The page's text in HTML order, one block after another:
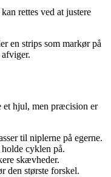
rettes ved at justere
en strips som markør på
et hjul, men præcision er
til niplerne på egerne.
cyklen på.
skævheder.
den største forskel.